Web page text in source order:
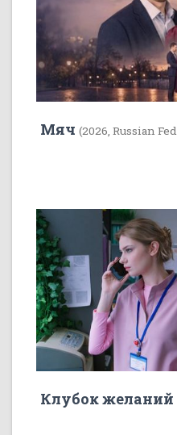
Мяч (2026, Russian
Клубок желаний